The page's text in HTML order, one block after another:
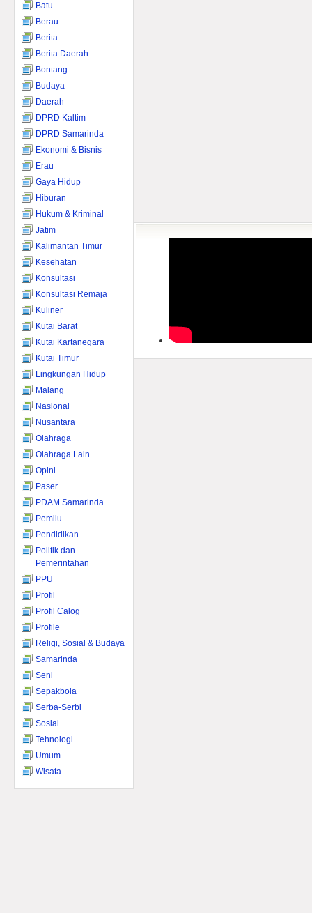
Batu
Berau
Berita
Berita Daerah
Bontang
Budaya
Daerah
DPRD Kaltim
DPRD Samarinda
Ekonomi & Bisnis
Erau
Gaya Hidup
Hiburan
Hukum & Kriminal
Jatim
Kalimantan Timur
Kesehatan
Konsultasi
Konsultasi Remaja
Kuliner
Kutai Barat
Kutai Kartanegara
Kutai Timur
Lingkungan Hidup
Malang
Nasional
Nusantara
Olahraga
Olahraga Lain
Opini
Paser
PDAM Samarinda
Pemilu
Pendidikan
Politik dan
Pemerintahan
PPU
Profil
Profil Calog
Profile
Religi, Sosial & Budaya
Samarinda
Seni
Sepakbola
Serba-Serbi
Sosial
Tehnologi
Umum
Wisata